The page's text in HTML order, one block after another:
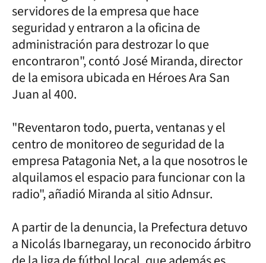
servidores de la empresa que hace
seguridad y entraron a la oficina de
administración para destrozar lo que
encontraron", contó José Miranda, director
de la emisora ubicada en Héroes Ara San
Juan al 400.
"Reventaron todo, puerta, ventanas y el
centro de monitoreo de seguridad de la
empresa Patagonia Net, a la que nosotros le
alquilamos el espacio para funcionar con la
radio", añadió Miranda al sitio Adnsur.
A partir de la denuncia, la Prefectura detuvo
a Nicolás Ibarnegaray, un reconocido árbitro